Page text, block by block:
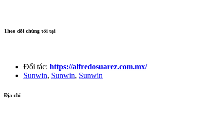
Theo dõi chúng tôi tại
Đối tác: https://alfredosuarez.com.mx/
Sunwin, Sunwin, Sunwin
Địa chỉ